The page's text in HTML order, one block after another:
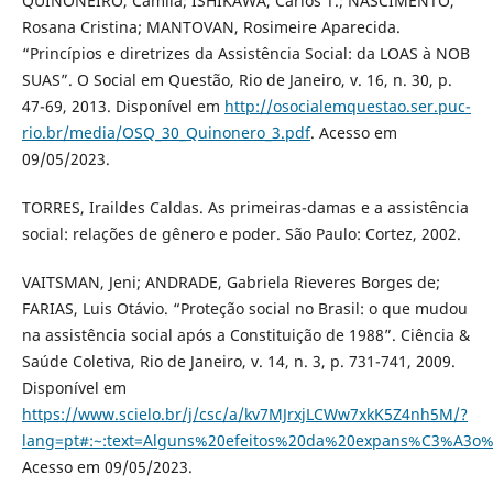
Rosana Cristina; MANTOVAN, Rosimeire Aparecida.
“Princípios e diretrizes da Assistência Social: da LOAS à NOB
SUAS”. O Social em Questão, Rio de Janeiro, v. 16, n. 30, p.
47-69, 2013. Disponível em http://osocialemquestao.ser.puc-
rio.br/media/OSQ_30_Quinonero_3.pdf. Acesso em
09/05/2023.
TORRES, Iraildes Caldas. As primeiras-damas e a assistência
social: relações de gênero e poder. São Paulo: Cortez, 2002.
VAITSMAN, Jeni; ANDRADE, Gabriela Rieveres Borges de;
FARIAS, Luis Otávio. “Proteção social no Brasil: o que mudou
na assistência social após a Constituição de 1988”. Ciência &
Saúde Coletiva, Rio de Janeiro, v. 14, n. 3, p. 731-741, 2009.
Disponível em
https://www.scielo.br/j/csc/a/kv7MJrxjLCWw7xkK5Z4nh5M/?
Acesso em 09/05/2023.